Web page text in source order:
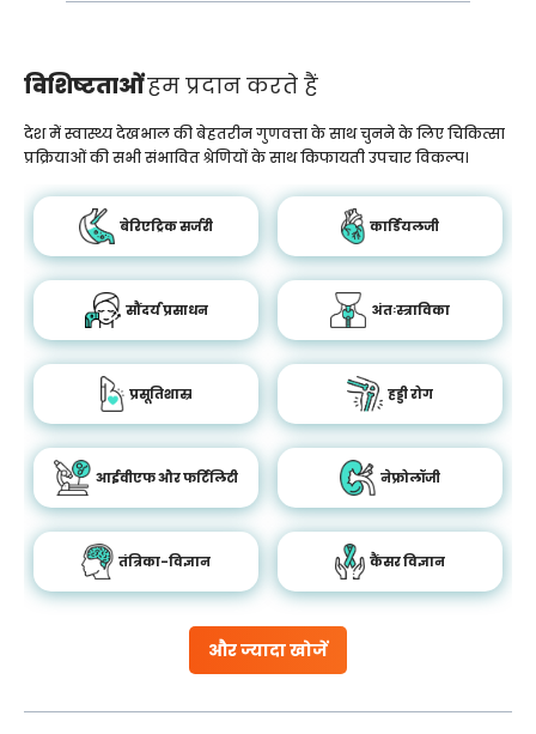
विशिष्टताओंहम प्रदान करते हैं
और ज्यादा खोजें
देश में स्वास्थ्य देखभाल की बेहतरीन गुणवत्ता के साथ चुनने के लिए चिकित्सा
प्रक्रियाओं की सभी संभावित श्रेणियों के साथ किफायती उपचार विकल्प।
बेरिएट्रिक सर्जरी कार्डियलजी
सौंदर्य प्रसाधन अंतःस्त्राविका
प्रसूतिशास्र हड्डी रोग
आईवीएफ और फर्टिलिटी नेफ्रोलॉजी
तंत्रिका-विज्ञान कैंसर विज्ञान